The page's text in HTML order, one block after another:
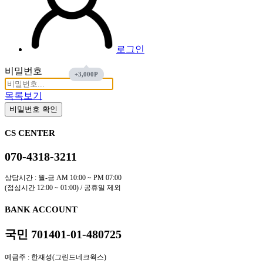
로그인
비밀번호
목록보기
비밀번호 확인
CS CENTER
070-4318-3211
상담시간 : 월-금 AM 10:00 ~ PM 07:00
(점심시간 12:00 ~ 01:00) / 공휴일 제외
BANK ACCOUNT
국민 701401-01-480725
예금주 : 한재성(그린드네크웍스)